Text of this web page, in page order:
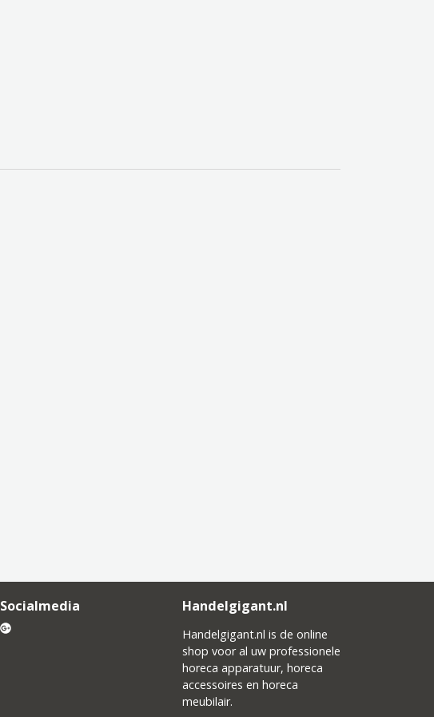
Socialmedia Handelgigant.nl
Handelgigant.nl is de online
shop voor al uw professionele
horeca apparatuur, horeca
accessoires en horeca
meubilair.